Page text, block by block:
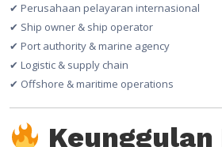
✔ Perusahaan pelayaran internasional
✔ Ship owner & ship operator
✔ Port authority & marine agency
✔ Logistic & supply chain
✔ Offshore & maritime operations
Keunggulan